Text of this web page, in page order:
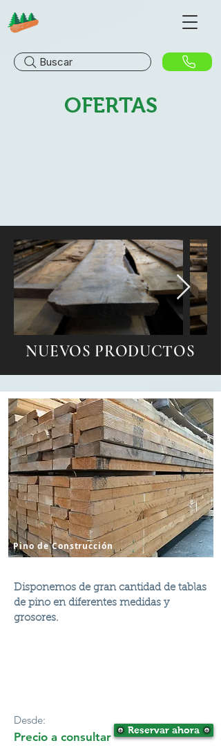
Buscar
OFERTAS
NUEVOS PRODUCTOS
Pino de Construcción
Disponemos de gran cantidad de tablas
de pino en diferentes medidas y
grosores.
Desde:
Precio a consultar Reservar ahora